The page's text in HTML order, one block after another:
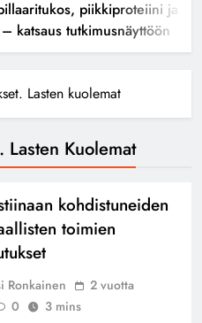
piikkiproteiini ja
katsaus tutkimusnäyttöön
Lasten kuolemat
Kuolemat
kohdistuneiden
toimien
Ronkainen
2 vuotta
0 3 mins